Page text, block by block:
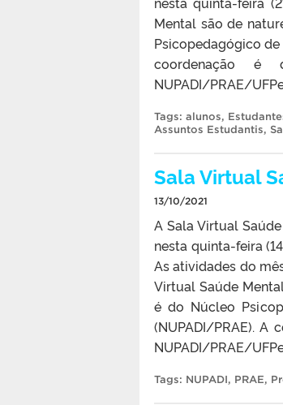
Mental são de
Psicopedagógico
coordenação é
NUPADI/PRAE/
Tags: alunos,
Assuntos Estudantis,
Sala Virtual
13/10/2021
A Sala Virtual
nesta quinta-feira
As atividades do
Virtual Saúde
é do Núcleo
(NUPADI/PRAE). A
NUPADI/PRAE/
Tags: NUPADI, PRAE,